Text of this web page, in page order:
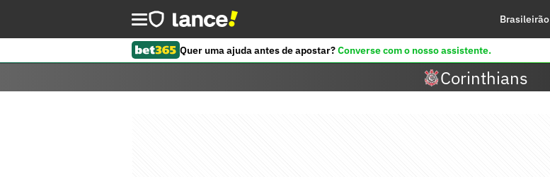
Brasileirão
Quer uma ajuda antes de apostar?Converse com o nosso assistente.
Corinthians